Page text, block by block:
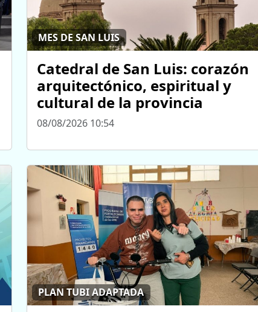
MES DE SAN LUIS
Catedral de San Luis: corazón
arquitectónico, espiritual y
cultural de la provincia
08/08/2026 10:54
PLAN TUBI ADAPTADA